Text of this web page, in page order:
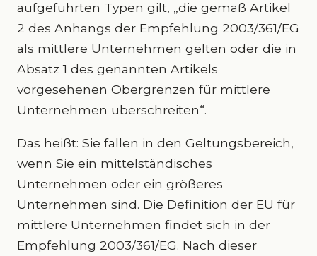
aufgeführten Typen gilt, „die gemäß Artikel
2 des Anhangs der Empfehlung 2003/361/EG
als mittlere Unternehmen gelten oder die in
Absatz 1 des genannten Artikels
vorgesehenen Obergrenzen für mittlere
Unternehmen überschreiten“.
Das heißt: Sie fallen in den Geltungsbereich,
wenn Sie ein mittelständisches
Unternehmen oder ein größeres
Unternehmen sind. Die Definition der EU für
mittlere Unternehmen findet sich in der
Empfehlung 2003/361/EG. Nach dieser